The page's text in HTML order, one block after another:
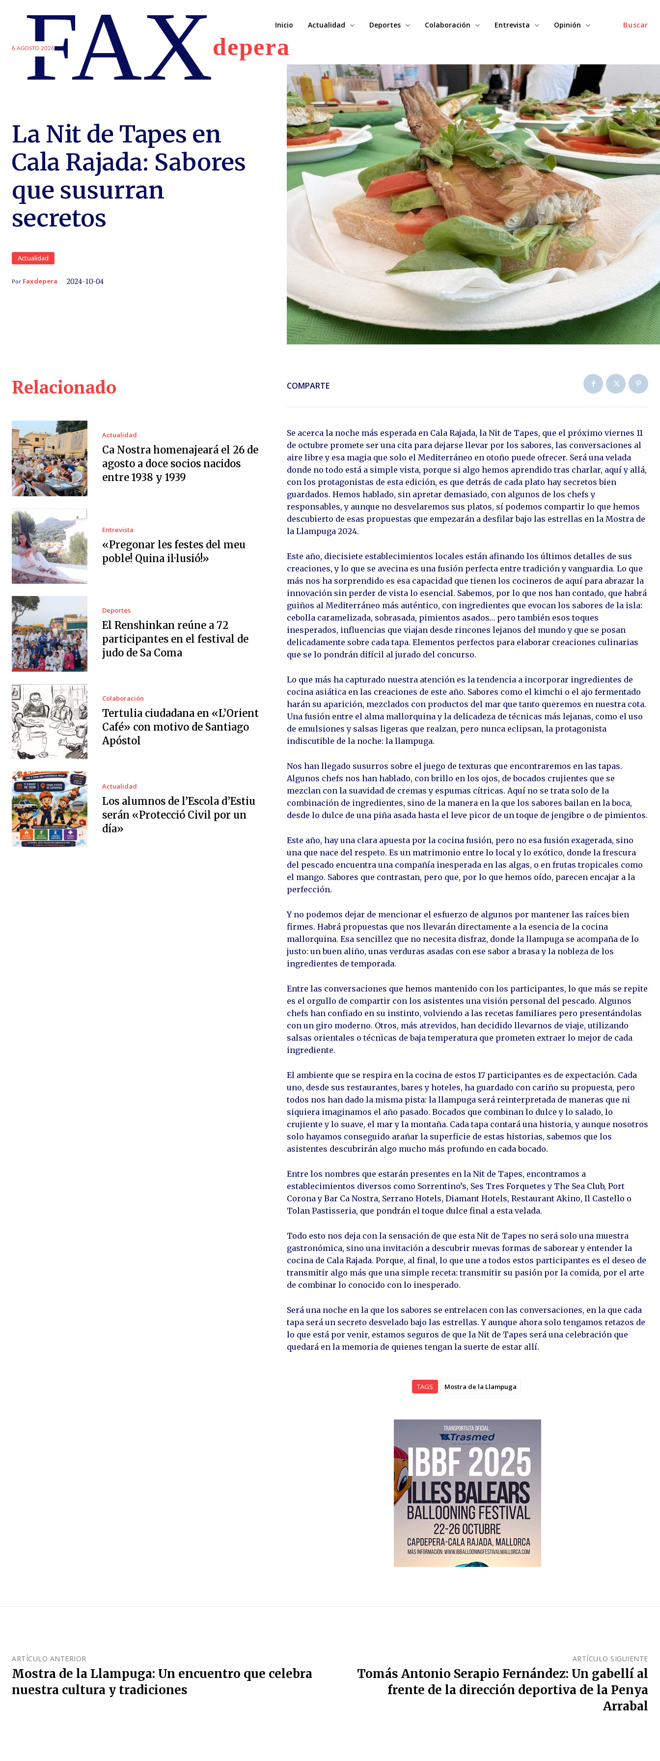
6 AGOSTO 2026
FAXdepera
Buscar
Inicio Actualidad Deportes Colaboración Entrevista Opinión
La Nit de Tapes en
Cala Rajada: Sabores
que susurran
secretos
Actualidad
Por Faxdepera 2024-10-04
Relacionado
Actualidad
Ca Nostra homenajeará el 26 de
agosto a doce socios nacidos
entre 1938 y 1939
Entrevista
«Pregonar les festes del meu
poble! Quina il·lusió!»
Deportes
El Renshinkan reúne a 72
participantes en el festival de
judo de Sa Coma
Colaboración
Tertulia ciudadana en «L’Orient
Café» con motivo de Santiago
Apóstol
Actualidad
Los alumnos de l’Escola d’Estiu
serán «Protecció Civil por un
día»
COMPARTE
Se acerca la noche más esperada en Cala Rajada, la Nit de Tapes, que el próximo viernes 11
de octubre promete ser una cita para dejarse llevar por los sabores, las conversaciones al
aire libre y esa magia que solo el Mediterráneo en otoño puede ofrecer. Será una velada
donde no todo está a simple vista, porque si algo hemos aprendido tras charlar, aquí y allá,
con los protagonistas de esta edición, es que detrás de cada plato hay secretos bien
guardados. Hemos hablado, sin apretar demasiado, con algunos de los chefs y
responsables, y aunque no desvelaremos sus platos, sí podemos compartir lo que hemos
descubierto de esas propuestas que empezarán a desfilar bajo las estrellas en la Mostra de
la Llampuga 2024.
Este año, diecisiete establecimientos locales están afinando los últimos detalles de sus
creaciones, y lo que se avecina es una fusión perfecta entre tradición y vanguardia. Lo que
más nos ha sorprendido es esa capacidad que tienen los cocineros de aquí para abrazar la
innovación sin perder de vista lo esencial. Sabemos, por lo que nos han contado, que habrá
guiños al Mediterráneo más auténtico, con ingredientes que evocan los sabores de la isla:
cebolla caramelizada, sobrasada, pimientos asados… pero también esos toques
inesperados, influencias que viajan desde rincones lejanos del mundo y que se posan
delicadamente sobre cada tapa. Elementos perfectos para elaborar creaciones culinarias
que se lo pondrán difícil al jurado del concurso.
Lo que más ha capturado nuestra atención es la tendencia a incorporar ingredientes de
cocina asiática en las creaciones de este año. Sabores como el kimchi o el ajo fermentado
harán su aparición, mezclados con productos del mar que tanto queremos en nuestra cota.
Una fusión entre el alma mallorquina y la delicadeza de técnicas más lejanas, como el uso
de emulsiones y salsas ligeras que realzan, pero nunca eclipsan, la protagonista
indiscutible de la noche: la llampuga.
Nos han llegado susurros sobre el juego de texturas que encontraremos en las tapas.
Algunos chefs nos han hablado, con brillo en los ojos, de bocados crujientes que se
mezclan con la suavidad de cremas y espumas cítricas. Aquí no se trata solo de la
combinación de ingredientes, sino de la manera en la que los sabores bailan en la boca,
desde lo dulce de una piña asada hasta el leve picor de un toque de jengibre o de pimientos.
Este año, hay una clara apuesta por la cocina fusión, pero no esa fusión exagerada, sino
una que nace del respeto. Es un matrimonio entre lo local y lo exótico, donde la frescura
del pescado encuentra una compañía inesperada en las algas, o en frutas tropicales como
el mango. Sabores que contrastan, pero que, por lo que hemos oído, parecen encajar a la
perfección.
Y no podemos dejar de mencionar el esfuerzo de algunos por mantener las raíces bien
firmes. Habrá propuestas que nos llevarán directamente a la esencia de la cocina
mallorquina. Esa sencillez que no necesita disfraz, donde la llampuga se acompaña de lo
justo: un buen aliño, unas verduras asadas con ese sabor a brasa y la nobleza de los
ingredientes de temporada.
Entre las conversaciones que hemos mantenido con los participantes, lo que más se repite
es el orgullo de compartir con los asistentes una visión personal del pescado. Algunos
chefs han confiado en su instinto, volviendo a las recetas familiares pero presentándolas
con un giro moderno. Otros, más atrevidos, han decidido llevarnos de viaje, utilizando
salsas orientales o técnicas de baja temperatura que prometen extraer lo mejor de cada
ingrediente.
El ambiente que se respira en la cocina de estos 17 participantes es de expectación. Cada
uno, desde sus restaurantes, bares y hoteles, ha guardado con cariño su propuesta, pero
todos nos han dado la misma pista: la llampuga será reinterpretada de maneras que ni
siquiera imaginamos el año pasado. Bocados que combinan lo dulce y lo salado, lo
crujiente y lo suave, el mar y la montaña. Cada tapa contará una historia, y aunque nosotros
solo hayamos conseguido arañar la superficie de estas historias, sabemos que los
asistentes descubrirán algo mucho más profundo en cada bocado.
Entre los nombres que estarán presentes en la Nit de Tapes, encontramos a
establecimientos diversos como Sorrentino’s, Ses Tres Forquetes y The Sea Club, Port
Corona y Bar Ca Nostra, Serrano Hotels, Diamant Hotels, Restaurant Akino, Il Castello o
Tolan Pastisseria, que pondrán el toque dulce final a esta velada.
Todo esto nos deja con la sensación de que esta Nit de Tapes no será solo una muestra
gastronómica, sino una invitación a descubrir nuevas formas de saborear y entender la
cocina de Cala Rajada. Porque, al final, lo que une a todos estos participantes es el deseo de
transmitir algo más que una simple receta: transmitir su pasión por la comida, por el arte
de combinar lo conocido con lo inesperado.
Será una noche en la que los sabores se entrelacen con las conversaciones, en la que cada
tapa será un secreto desvelado bajo las estrellas. Y aunque ahora solo tengamos retazos de
lo que está por venir, estamos seguros de que la Nit de Tapes será una celebración que
quedará en la memoria de quienes tengan la suerte de estar allí.
TAGS Mostra de la Llampuga
ARTÍCULO ANTERIOR
Mostra de la Llampuga: Un encuentro que celebra
nuestra cultura y tradiciones
ARTÍCULO SIGUIENTE
Tomás Antonio Serapio Fernández: Un gabellí al
frente de la dirección deportiva de la Penya
Arrabal